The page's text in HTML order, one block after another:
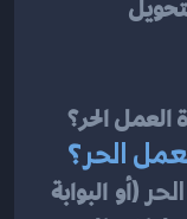
الحر؟